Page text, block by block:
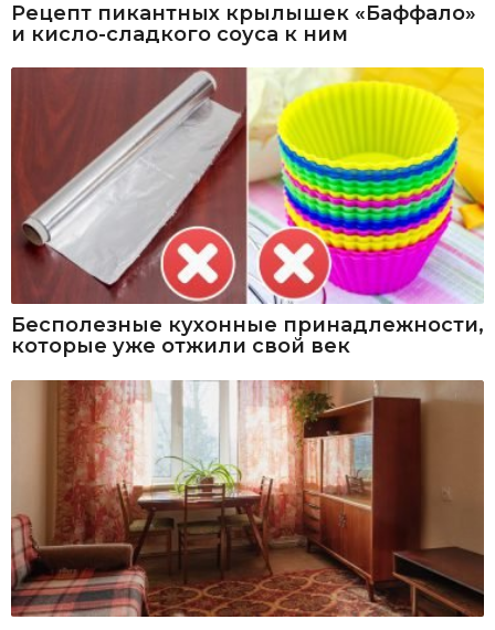
Рецепт пикантных крылышек «Баффало»
и кисло-сладкого соуса к ним
Бесполезные кухонные принадлежности,
которые уже отжили свой век